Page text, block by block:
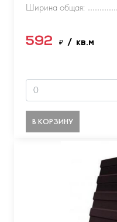
Ширина общая:
592 ₽ / кв.м
В КОРЗИНУ